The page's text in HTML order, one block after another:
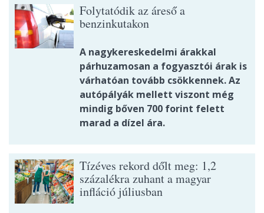
Folytatódik az áreső a
benzinkutakon
A nagykereskedelmi árakkal
párhuzamosan a fogyasztói árak is
várhatóan tovább csökkennek. Az
autópályák mellett viszont még
mindig bőven 700 forint felett
marad a dízel ára.
Tízéves rekord dőlt meg: 1,2
százalékra zuhant a magyar
infláció júliusban